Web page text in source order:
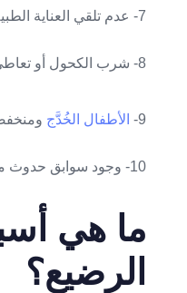
7- عدم تلقي العناية الطبية أثناء الحمل أو بعد الولادة.
8- شرب الكحول أو تعاطي المخدرات أثناء الحمل.
9- الأطفال الخُدَّج
10- وجود سوابق حدوث موتٍ مفاجئٍ عند الرضع في العائلة، وبشكلٍ خاص وفاة الأخوة.
ما هي
الرضيع؟